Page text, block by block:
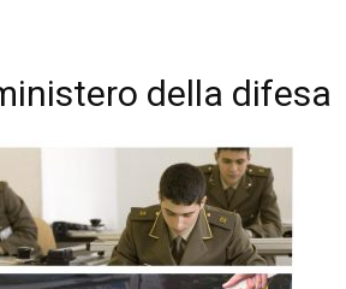
della difesa